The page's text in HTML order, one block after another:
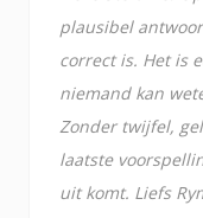
plausibel
correct is. Het is
niemand kan
Zonder twijfel,
laatste
uit komt. Liefs